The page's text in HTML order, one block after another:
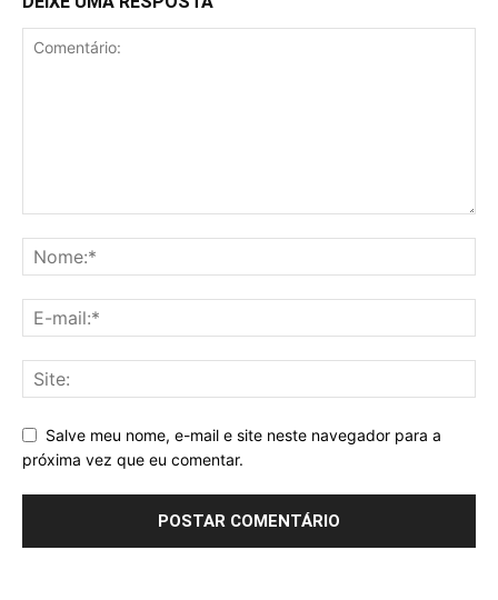
Salve meu nome, e-mail e site neste navegador para a
próxima vez que eu comentar.